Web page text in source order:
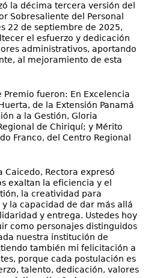
la décima tercera versión del
Sobresaliente del Personal
22 de septiembre de 2025,
el esfuerzo y dedicación
administrativos, aportando
al mejoramiento de esta
Premio fueron: En Excelencia
de la Extensión Panamá
a la Gestión, Gloria
de Chiriquí; y Mérito
Franco, del Centro Regional
Caicedo, Rectora expresó
exaltan la eficiencia y el
la creatividad para
la capacidad de dar más allá
y entrega. Ustedes hoy
como personajes distinguidos
nuestra institución de
también mi felicitación a
porque cada postulación es
talento, dedicación, valores